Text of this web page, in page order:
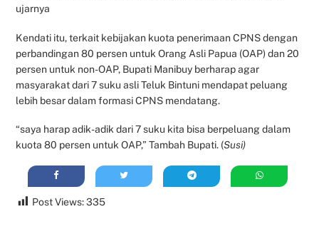
ujarnya
Kendati itu, terkait kebijakan kuota penerimaan CPNS dengan
perbandingan 80 persen untuk Orang Asli Papua (OAP) dan 20
persen untuk non-OAP, Bupati Manibuy berharap agar
masyarakat dari 7 suku asli Teluk Bintuni mendapat peluang
lebih besar dalam formasi CPNS mendatang.
“saya harap adik-adik dari 7 suku kita bisa berpeluang dalam
kuota 80 persen untuk OAP,” Tambah Bupati. (Susi)
Post Views: 335